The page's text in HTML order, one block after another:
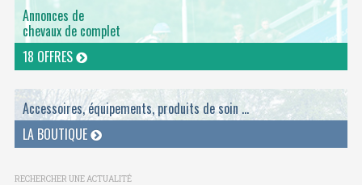
Annonces de
chevaux de complet
18 OFFRES
Accessoires, équipements, produits de soin ...
LA BOUTIQUE
RECHERCHER UNE ACTUALITÉ